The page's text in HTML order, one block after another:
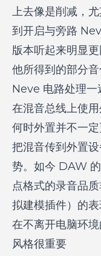
上去像是削减，
到开启与旁路
版本听起来明显
他所得到的部分
Neve 电路处理一
在混音总线上使
何时外置并不一
把混音传到外置
势。如今 DAW
点格式的录音品
拟建模插件）的
在不离开电脑环境
风格很重要